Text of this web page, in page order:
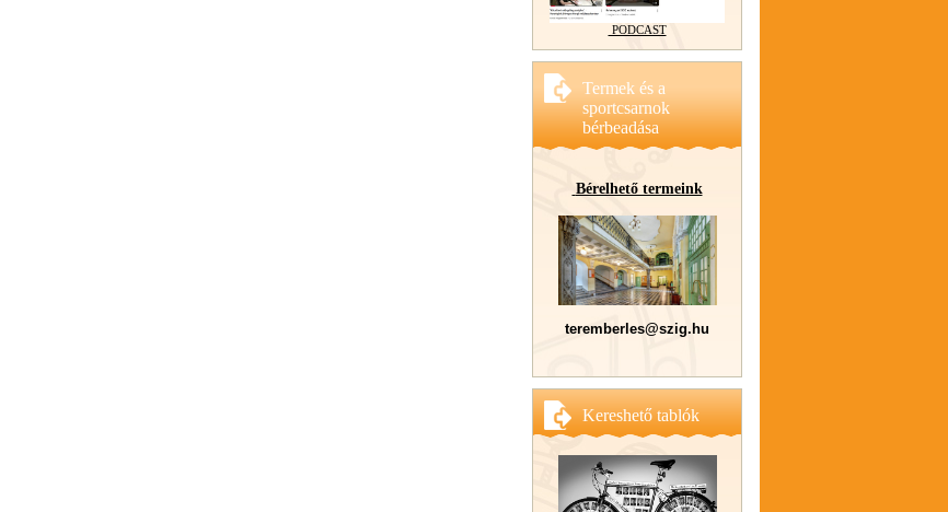
PODCAST
Termek és a
sportcsarnok
bérbeadása
Bérelhető termeink
teremberles@szig.hu
Kereshető tablók